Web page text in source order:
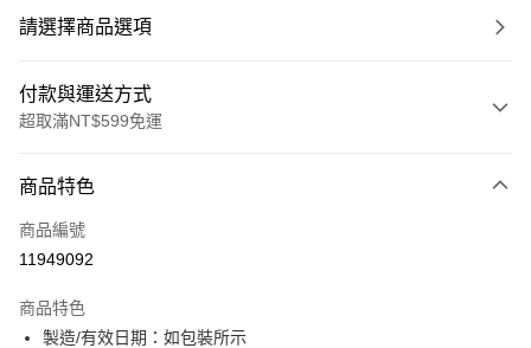
請選擇商品選項
付款與運送方式
超取滿NT$599免運
信用卡一次付款
超商取貨付款
Apple Pay
商品特色
商品編號
11949092
商品特色
製造/有效日期：如包裝所示